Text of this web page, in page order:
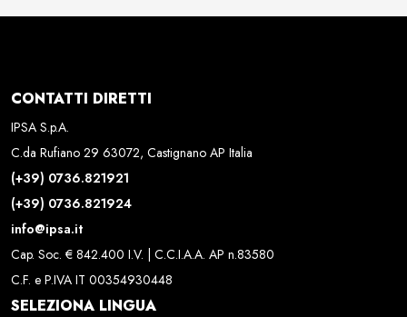
CONTATTI DIRETTI
IPSA S.p.A.
C.da Rufiano 29 63072, Castignano AP Italia
(+39) 0736.821921
(+39) 0736.821924
info@ipsa.it
Cap. Soc. € 842.400 I.V. | C.C.I.A.A. AP n.83580
C.F. e P.IVA IT 00354930448
SELEZIONA LINGUA